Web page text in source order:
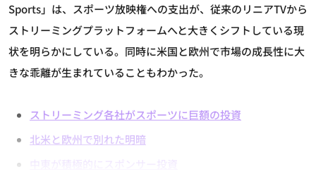
Sports」は、スポーツ放映権への支出が、従来のリニアTVから
ストリーミングプラットフォームへと大きくシフトしている現
状を明らかにしている。同時に米国と欧州で市場の成長性に大
きな乖離が生まれていることもわかった。
ストリーミング各社がスポーツに巨額の投資
北米と欧州で別れた明暗
中東が積極的にスポンサー投資